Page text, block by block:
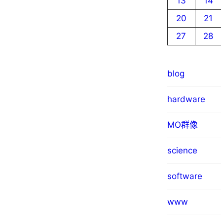
20
21
27
28
blog
hardware
MO群像
science
software
www